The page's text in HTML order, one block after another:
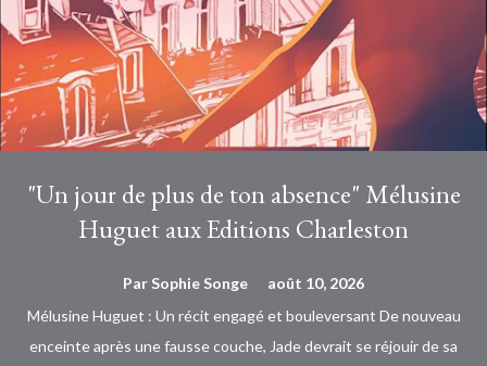
"Un jour de plus de ton absence" Mélusine
Huguet aux Editions Charleston
Par Sophie Songe
août 10, 2026
Mélusine Huguet : Un récit engagé et bouleversant De nouveau
enceinte après une fausse couche, Jade devrait se réjouir de sa